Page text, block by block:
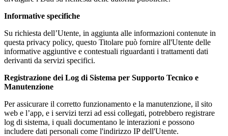
Informative specifiche
Su richiesta dell’Utente, in aggiunta alle informazioni contenute in
questa privacy policy, questo Titolare può fornire all'Utente delle
informative aggiuntive e contestuali riguardanti i trattamenti dati
derivanti da servizi specifici.
Registrazione dei Log di Sistema per Supporto Tecnico e
Manutenzione
Per assicurare il corretto funzionamento e la manutenzione, il sito
web e l’app, e i servizi terzi ad essi collegati, potrebbero registrare
log di sistema, i quali documentano le interazioni e possono
includere dati personali come l'indirizzo IP dell'Utente.